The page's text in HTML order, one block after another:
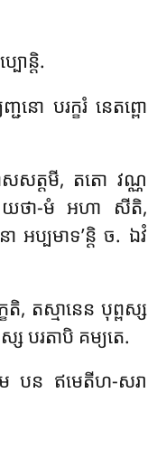
ោន្តិ.
ជនោ បរក្ខរំ នេតព្ពោ
សត្តមី, តតោ វណ្ណ
យថា-មំ អហា សីតិ,
ា អប្បមាទ’ន្តិ ច. ឯវំ
, តស្មានេន បុព្ពស្ស
បរតាបិ គម្យតេ.
បន ឥមេតីហ-សរា